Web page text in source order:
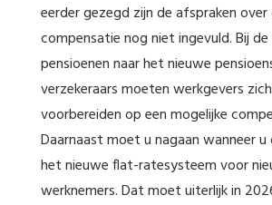
eerder gezegd zijn de afspraken over
compensatie nog niet ingevuld. Bij
pensioenen naar het nieuwe
verzekeraars moeten werkgevers
voorbereiden op een mogelijke
Daarnaast moet u nagaan wanneer
het nieuwe flat-ratesysteem voor
werknemers. Dat moet uiterlijk in